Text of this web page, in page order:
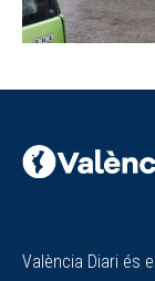
València Diari és